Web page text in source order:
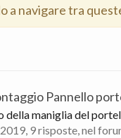
a navigare tra
Pannello
maniglia del
, 9 risposte, nel